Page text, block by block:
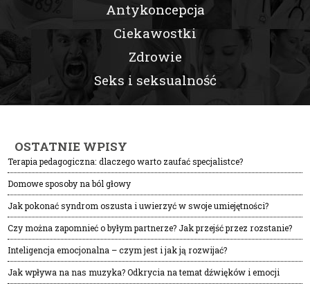
Antykoncepcja
Ciekawostki
Zdrowie
Seks i seksualność
OSTATNIE WPISY
Terapia pedagogiczna: dlaczego warto zaufać specjalistce?
Domowe sposoby na ból głowy
Jak pokonać syndrom oszusta i uwierzyć w swoje umiejętności?
Czy można zapomnieć o byłym partnerze? Jak przejść przez rozstanie?
Inteligencja emocjonalna – czym jest i jak ją rozwijać?
Jak wpływa na nas muzyka? Odkrycia na temat dźwięków i emocji